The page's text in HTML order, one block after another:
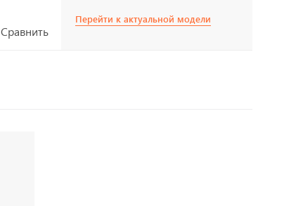
Сравнить
Перейти к актуальной модели